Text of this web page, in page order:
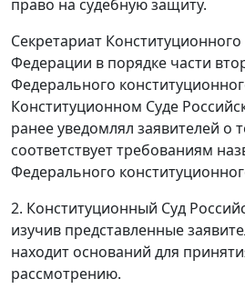
право на судебную защиту.
Секретариат
Федерации в порядке части
Федерального
Конституционном Суде
ранее уведомлял заявителей о
соответствует требованиям
Федерального
2. Конституционный Суд
изучив представленные
находит оснований для
рассмотрению.